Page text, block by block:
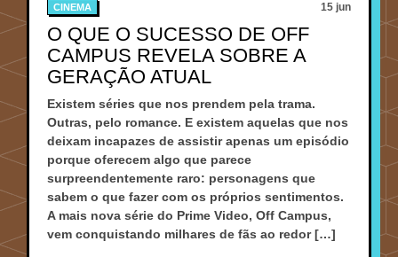
CINEMA 15 jun
O QUE O SUCESSO DE OFF
CAMPUS REVELA SOBRE A
GERAÇÃO ATUAL
Existem séries que nos prendem pela trama.
Outras, pelo romance. E existem aquelas que nos
deixam incapazes de assistir apenas um episódio
porque oferecem algo que parece
surpreendentemente raro: personagens que
sabem o que fazer com os próprios sentimentos.
A mais nova série do Prime Video, Off Campus,
vem conquistando milhares de fãs ao redor […]